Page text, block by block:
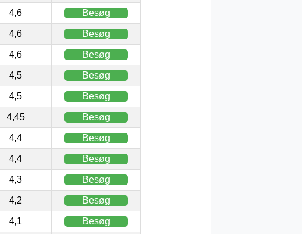
4,6 Besøg
4,6 Besøg
4,6 Besøg
4,5 Besøg
4,5 Besøg
4,45 Besøg
4,4 Besøg
4,4 Besøg
4,3 Besøg
4,2 Besøg
4,1 Besøg